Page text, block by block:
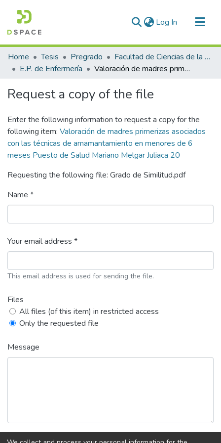
Log In (current)
Communities & Collections
All of DSpace
Home Tesis Pregrado
Facultad de Ciencias de la Salud
E.P. de Enfermería
Valoración de madres primerizas asociados con las técnicas de amamantamiento en menores de 6 meses Puesto de Salud Mariano Melgar Juliaca 20
Request a copy of the file
Enter the following information to request a copy for the
following item: Valoración de madres primerizas asociados
con las técnicas de amamantamiento en menores de 6
meses Puesto de Salud Mariano Melgar Juliaca 20
Requesting the following file: Grado de Similitud.pdf
Name *
Your email address *
This email address is used for sending the file.
Files
All files (of this item) in restricted access
Only the requested file
Message